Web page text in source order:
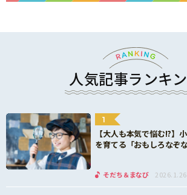
人気記事ランキ
1
【大人も本気で悩む!?】
を育てる「おもしろなぞ
そだち＆まなび 2026.1.26